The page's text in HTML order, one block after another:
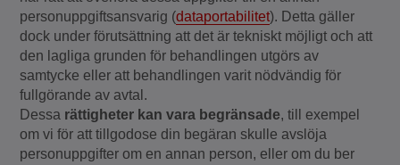
personuppgiftsansvarig (dataportabilitet). Detta gäller
dock under förutsättning att det är tekniskt möjligt och att
den lagliga grunden för behandlingen utgörs av
samtycke eller att behandlingen varit nödvändig för
fullgörande av avtal.
Dessa rättigheter kan vara begränsade, till exempel
om vi för att tillgodose din begäran skulle avslöja
personuppgifter om en annan person, eller om du ber